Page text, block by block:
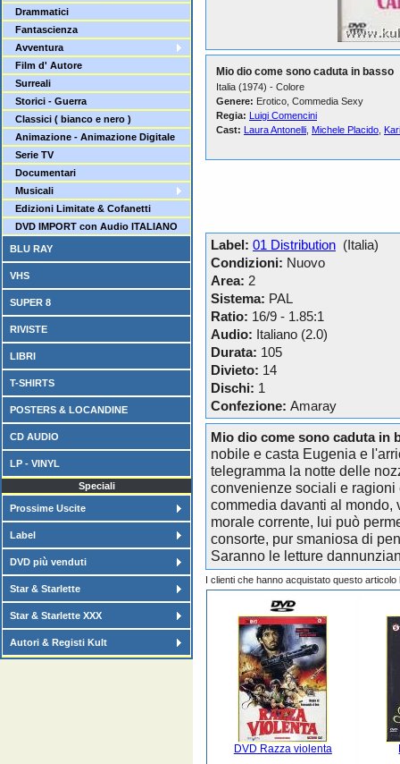
Drammatici
Fantascienza
Avventura
Film d' Autore
Surreali
Storici - Guerra
Classici ( bianco e nero )
Animazione - Animazione Digitale
Serie TV
Documentari
Musicali
Edizioni Limitate & Cofanetti
DVD IMPORT con Audio ITALIANO
BLU RAY
VHS
SUPER 8
RIVISTE
LIBRI
T-SHIRTS
POSTERS & LOCANDINE
CD AUDIO
LP - VINYL
Speciali
Prossime Uscite
Label
DVD più venduti
Star & Starlette
Star & Starlette XXX
Autori & Registi Kult
Mio dio come sono caduta in basso
Italia (1974) - Colore
Genere: Erotico, Commedia Sexy
Regia: Luigi Comencini
Cast: Laura Antonelli Michele Placido
Label: 01 Distribution (Italia)
Condizioni: Nuovo
Area: 2
Sistema: PAL
Ratio: 16/9 - 1.85:1
Audio: Italiano (2.0)
Durata: 105
Divieto: 14
Dischi: 1
Confezione: Amaray
Mio dio come sono caduta in
nobile e casta Eugenia e
telegramma la notte delle
convenienze sociali e
commedia davanti al
morale corrente, lui può
consorte, pur smaniosa di
Saranno le letture
I clienti che hanno acquistato questo
DVD Razza violenta